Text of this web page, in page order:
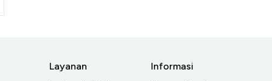
Layanan Informasi